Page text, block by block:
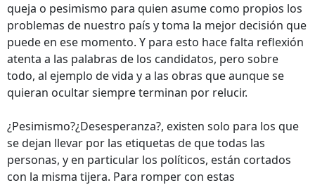
queja o pesimismo para quien asume como propios los
problemas de nuestro país y toma la mejor decisión que
puede en ese momento. Y para esto hace falta reflexión
atenta a las palabras de los candidatos, pero sobre
todo, al ejemplo de vida y a las obras que aunque se
quieran ocultar siempre terminan por relucir.
¿Pesimismo?¿Desesperanza?, existen solo para los que
se dejan llevar por las etiquetas de que todas las
personas, y en particular los políticos, están cortados
con la misma tijera. Para romper con estas